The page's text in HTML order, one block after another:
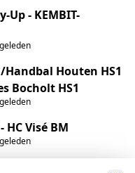
Up - KEMBIT-
Houten HS1
Bocholt HS1
HC Visé BM